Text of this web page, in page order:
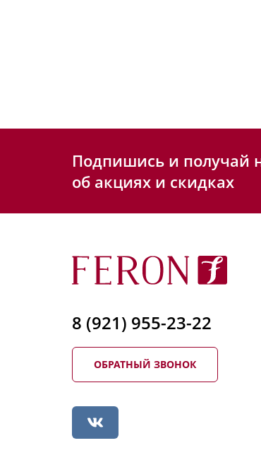
Подпишись и получай
об акциях и скидках
8 (921) 955-23-22
ОБРАТНЫЙ ЗВОНОК